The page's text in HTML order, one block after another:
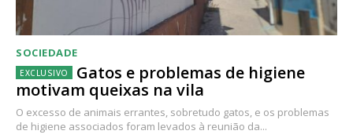
SOCIEDADE
Gatos e problemas de higiene
motivam queixas na vila
O excesso de animais errantes, sobretudo gatos, e os problemas
de higiene associados foram levados à reunião da...